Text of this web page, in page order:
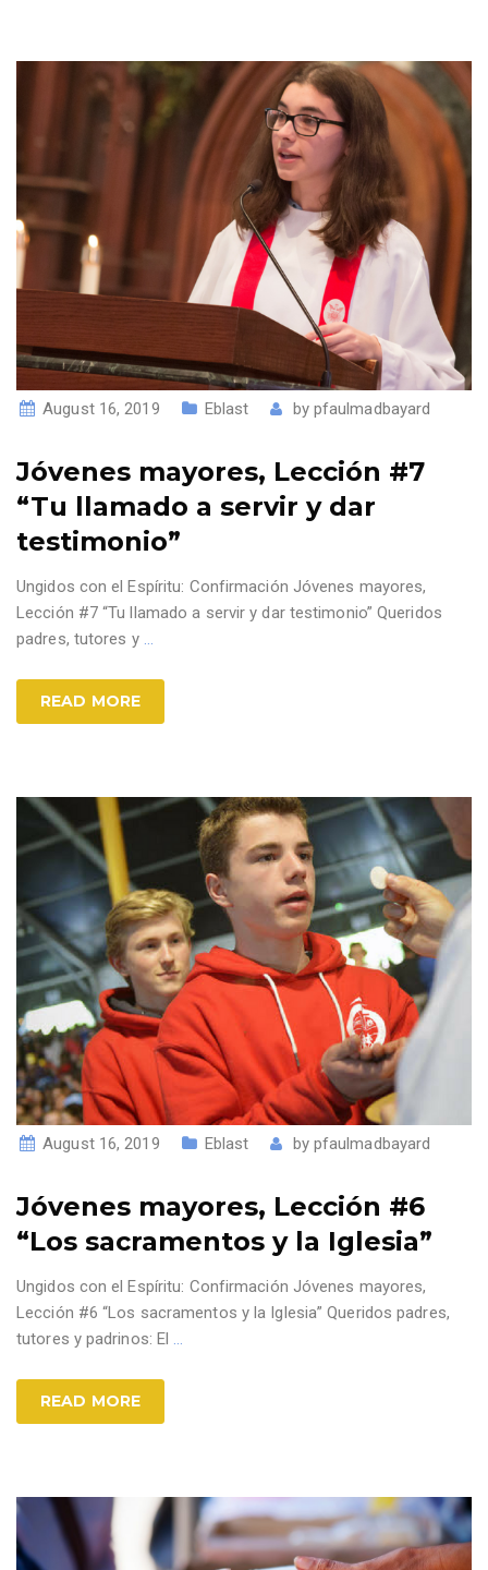
August 16, 2019 Eblast by pfaulmadbayard
Jóvenes mayores, Lección #7
“Tu llamado a servir y dar
testimonio”
Ungidos con el Espíritu: Confirmación Jóvenes mayores,
Lección #7 “Tu llamado a servir y dar testimonio” Queridos
padres, tutores y …
READ MORE
August 16, 2019 Eblast by pfaulmadbayard
Jóvenes mayores, Lección #6
“Los sacramentos y la Iglesia”
Ungidos con el Espíritu: Confirmación Jóvenes mayores,
Lección #6 “Los sacramentos y la Iglesia” Queridos padres,
tutores y padrinos: El …
READ MORE